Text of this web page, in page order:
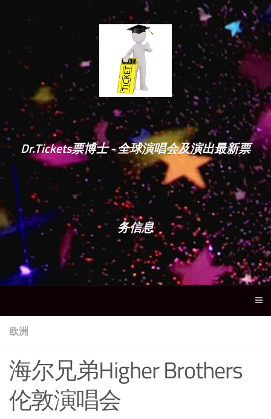
Dr.Tickets票博士 - 全球演唱会及演出最新票
务信息
欧洲
海尔兄弟Higher Brothers
伦敦演唱会